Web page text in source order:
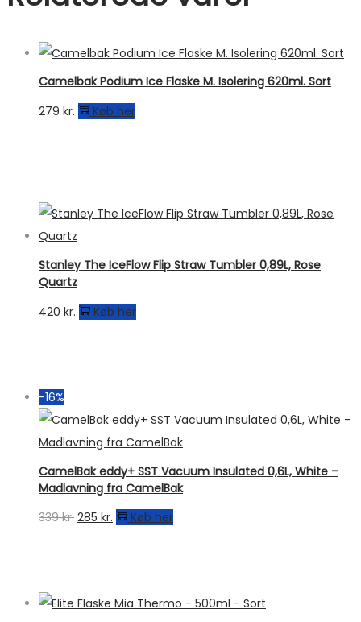
Camelbak Podium Ice Flaske M. Isolering 620ml. Sort
279 kr. Køb her
Stanley The IceFlow Flip Straw Tumbler 0,89L, Rose
Quartz
420 kr. Køb her
-16%
CamelBak eddy+ SST Vacuum Insulated 0,6L, White –
Madlavning fra CamelBak
339kr. Den
339 kr..
285 kr. Den
285 kr..
Køb her